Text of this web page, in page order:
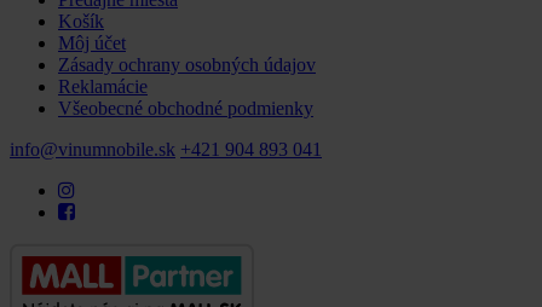
Košík
Môj účet
Zásady ochrany osobných údajov
Reklamácie
Všeobecné obchodné podmienky
info@vinumnobile.sk +421 904 893 041